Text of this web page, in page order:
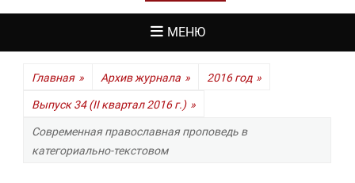
МЕНЮ
Главная » Архив журнала » 2016 год »
Выпуск 34 (II квартал 2016 г.) »
Современная православная проповедь в
категориально-текстовом